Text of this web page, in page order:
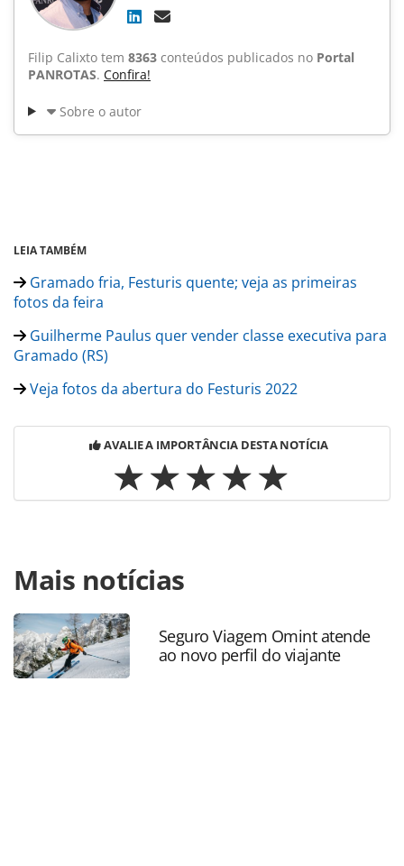
Filip Calixto tem 8363 conteúdos publicados no Portal
PANROTAS. Confira!
Sobre o autor
LEIA TAMBÉM
Gramado fria, Festuris quente; veja as primeiras
fotos da feira
Guilherme Paulus quer vender classe executiva para
Gramado (RS)
Veja fotos da abertura do Festuris 2022
AVALIE A IMPORTÂNCIA DESTA NOTÍCIA
https://www.panrotas.com.br/agencias-de-
viagens/eventos/2022/11/confira-mais-fotos-do-festuris-
2022-nesta-sexta-feira_192940.html ou as ferramentas
oferecidas na página. Todo o conteúdo produzido pela
PANROTAS Editora é protegido pela legislação brasileira
sobre direito autoral. Não reproduza o conteúdo sem
Mais notícias
Seguro Viagem Omint atende
ao novo perfil do viajante